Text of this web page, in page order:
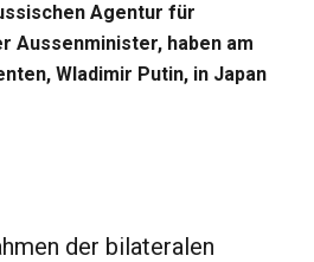
Agentur für
Aussenminister, haben am
Wladimir Putin, in Japan
der bilateralen